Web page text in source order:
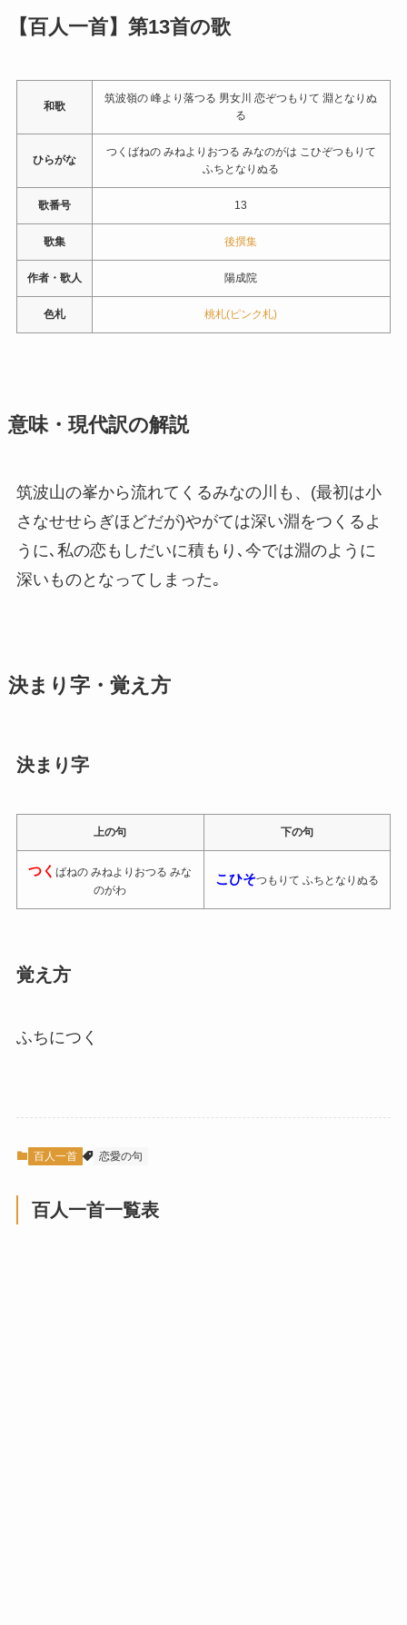
【百人一首】第13首の歌
和歌
筑波嶺の 峰より落つる 男女川 恋ぞつもりて 淵となりぬ
る
ひらがな
つくばねの みねよりおつる みなのがは こひぞつもりて
ふちとなりぬる
歌番号 13
歌集 後撰集
作者・歌人 陽成院
色札 桃札(ピンク札)
意味・現代訳の解説
筑波山の峯から流れてくるみなの川も、(最初は小
さなせせらぎほどだが)やがては深い淵をつくるよ
うに､私の恋もしだいに積もり､今では淵のように
深いものとなってしまった｡
決まり字・覚え方
決まり字
上の句 下の句
つくばねの みねよりおつる みな
のがわ
こひそつもりて ふちとなりぬる
覚え方
ふちにつく
百人一首 恋愛の句
百人一首一覧表